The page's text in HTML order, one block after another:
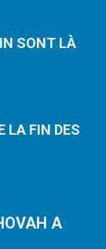
SONT LÀ
LA FIN DES
A